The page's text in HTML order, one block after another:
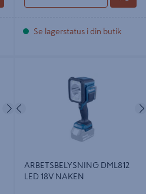
Se lagerstatus i din butik
NästaFöregående
ARBETSBELYSNING DML812
LED 18V NAKEN